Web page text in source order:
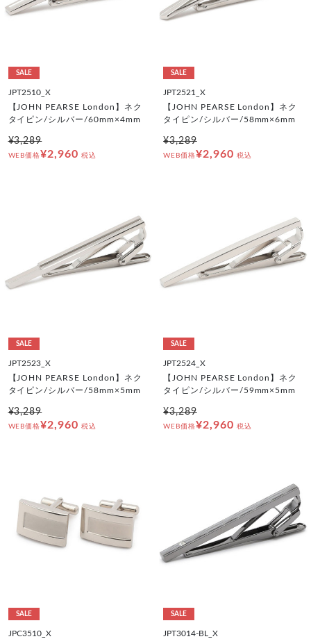
SALE
JPT2510_X
【JOHN PEARSE London】ネク
タイピン/シルバー/60mm×4mm
¥3,289
WEB価格¥2,960 税込
SALE
JPT2521_X
【JOHN PEARSE London】ネク
タイピン/シルバー/58mm×6mm
¥3,289
WEB価格¥2,960 税込
SALE
JPT2523_X
【JOHN PEARSE London】ネク
タイピン/シルバー/58mm×5mm
¥3,289
WEB価格¥2,960 税込
SALE
JPT2524_X
【JOHN PEARSE London】ネク
タイピン/シルバー/59mm×5mm
¥3,289
WEB価格¥2,960 税込
SALE
JPC3510_X
SALE
JPT3014-BL_X